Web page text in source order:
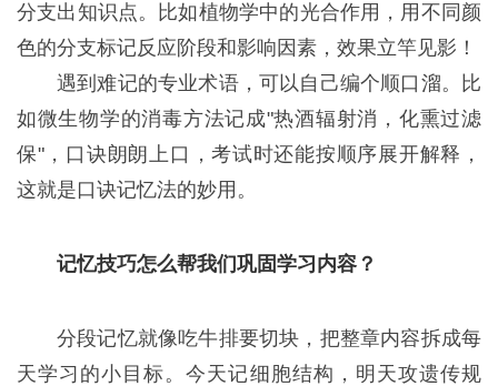
分支出知识点。比如植物学中的光合作用，用不同颜
色的分支标记反应阶段和影响因素，效果立竿见影！
遇到难记的专业术语，可以自己编个顺口溜。比
如微生物学的消毒方法记成"热酒辐射消，化熏过滤
保"，口诀朗朗上口，考试时还能按顺序展开解释，
这就是口诀记忆法的妙用。
记忆技巧怎么帮我们巩固学习内容？
分段记忆就像吃牛排要切块，把整章内容拆成每
天学习的小目标。今天记细胞结构，明天攻遗传规